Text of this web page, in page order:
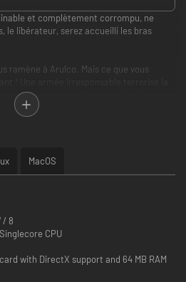
et complètement corrompu, ne
le libérateur, serez accueilli les bras
ramène à Arulco. Mais ce que vous
exportées sont des drogues.
les autorités locales à tous les
a la mainmise sur tout.
le compte du gouvernement des
détruire le puissant cartel de drogue. Il
de mercenaires, et le talent de
que la population sceptique se range à
avoir le génie stratégique d'un
MacOS
/ 8
CPU
with DirectX support and 64 MB RAM